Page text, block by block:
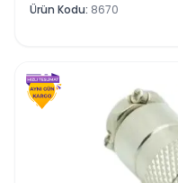
Ürün Kodu: 8670